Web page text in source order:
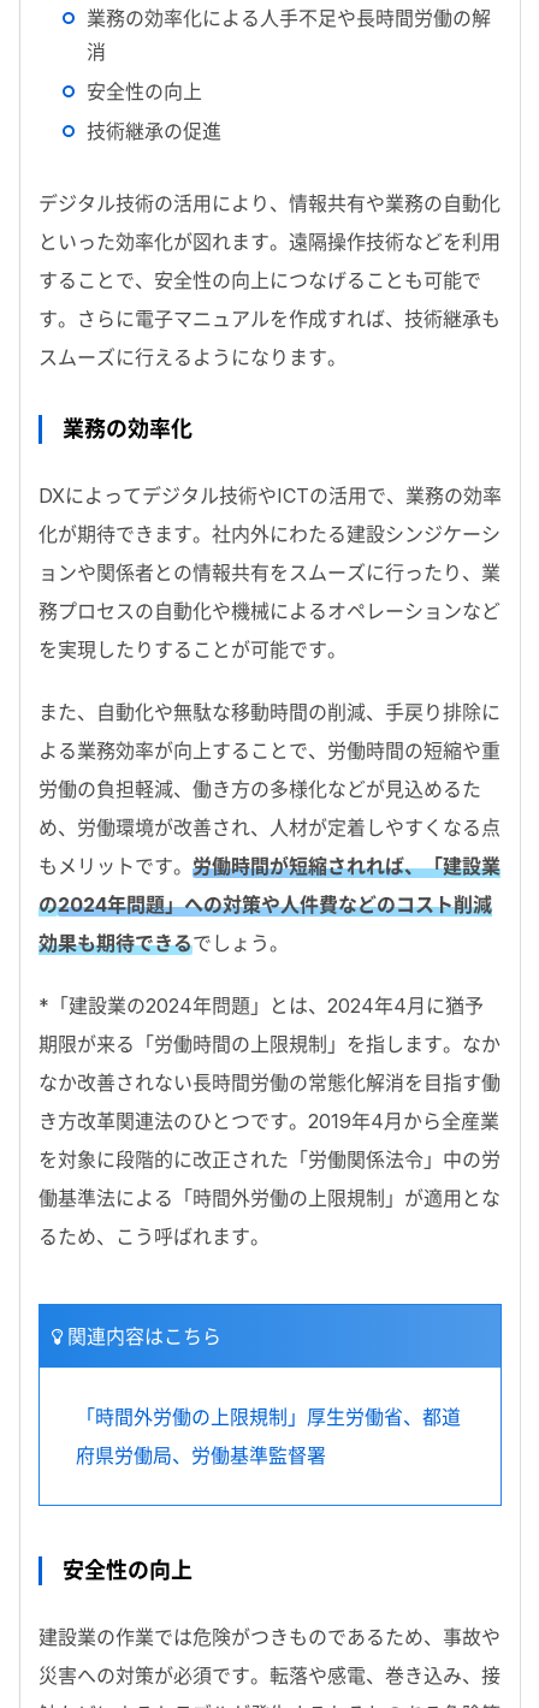
業務の効率化による人手不足や長時間労働の解
消
安全性の向上
技術継承の促進
デジタル技術の活用により、情報共有や業務の自動化
といった効率化が図れます。遠隔操作技術などを利用
することで、安全性の向上につなげることも可能で
す。さらに電子マニュアルを作成すれば、技術継承も
スムーズに行えるようになります。
業務の効率化
DXによってデジタル技術やICTの活用で、業務の効率
化が期待できます。社内外にわたる建設シンジケーシ
ョンや関係者との情報共有をスムーズに行ったり、業
務プロセスの自動化や機械によるオペレーションなど
を実現したりすることが可能です。
また、自動化や無駄な移動時間の削減、手戻り排除に
よる業務効率が向上することで、労働時間の短縮や重
労働の負担軽減、働き方の多様化などが見込めるた
め、労働環境が改善され、人材が定着しやすくなる点
もメリットです。 労働時間が短縮されれば、「建設業
の2024年問題」への対策や人件費などのコスト削減
効果も期待できるでしょう。
*「建設業の2024年問題」とは、2024年4月に猶予
期限が来る「労働時間の上限規制」を指します。なか
なか改善されない長時間労働の常態化解消を目指す働
き方改革関連法のひとつです。2019年4月から全産業
を対象に段階的に改正された「労働関係法令」中の労
働基準法による「時間外労働の上限規制」が適用とな
るため、こう呼ばれます。
関連内容はこちら
「時間外労働の上限規制」厚生労働省、都道
府県労働局、労働基準監督署
安全性の向上
建設業の作業では危険がつきものであるため、事故や
災害への対策が必須です。転落や感電、巻き込み、接